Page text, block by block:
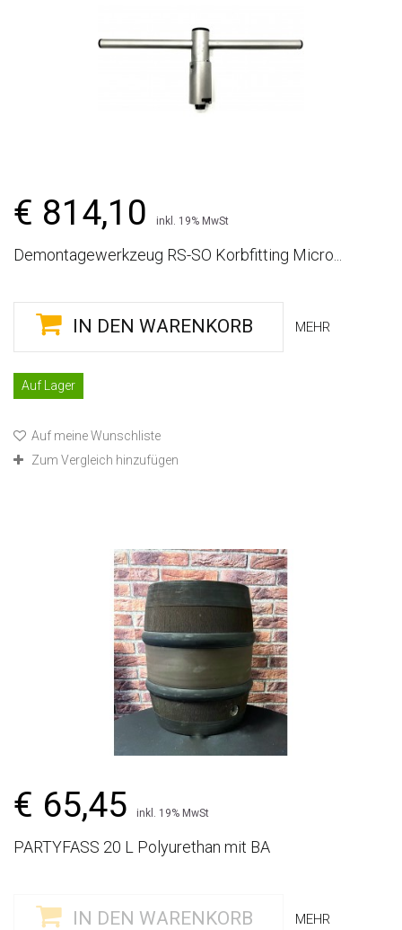
€ 814,10 inkl. 19% MwSt
Demontagewerkzeug RS-SO Korbfitting Micro...
IN DEN WARENKORB MEHR
Auf Lager
Auf meine Wunschliste
Zum Vergleich hinzufügen
€ 65,45 inkl. 19% MwSt
PARTYFASS 20 L Polyurethan mit BA
IN DEN WARENKORB MEHR